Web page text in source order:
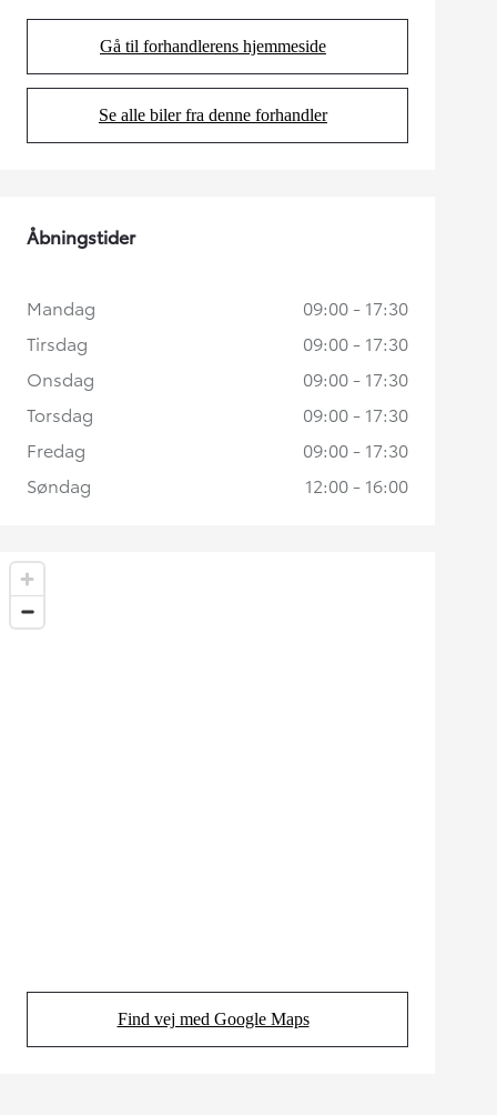
Gå til forhandlerens hjemmeside
(Opens in new tab)
Se alle biler fra denne forhandler
(Opens in new tab)
Find vej med Google Maps
(Opens in new tab)
Åbningstider
Mandag
09:00 - 17:30
Tirsdag
09:00 - 17:30
Onsdag
09:00 - 17:30
Torsdag
09:00 - 17:30
Fredag
09:00 - 17:30
Søndag
12:00 - 16:00